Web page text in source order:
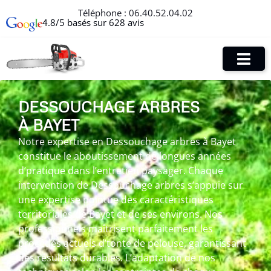
Téléphone : 06.40.52.04.02
4.8/5 basés sur 628 avis
DESSOUCHAGE ARBRES
À BAYET
Notre expertise en Dessouchage arbres à Bayet
constitue le aboutissement de longues années
d’pratique dans l’entretien paysager. Chaque
intervention de Dessouchage arbres s’appuie sur
une expertise pointue des caractéristiques
territoriales de Bayet et de ses environs. Nos
professionnels maîtrisent parfaitement les
procédés actuels d’tonte de pelouse, garantissant
des résultats durables. L’adaptation de nos